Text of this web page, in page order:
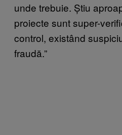
unde trebuie. Știu
proiecte sunt super-
control, existând
fraudă.”